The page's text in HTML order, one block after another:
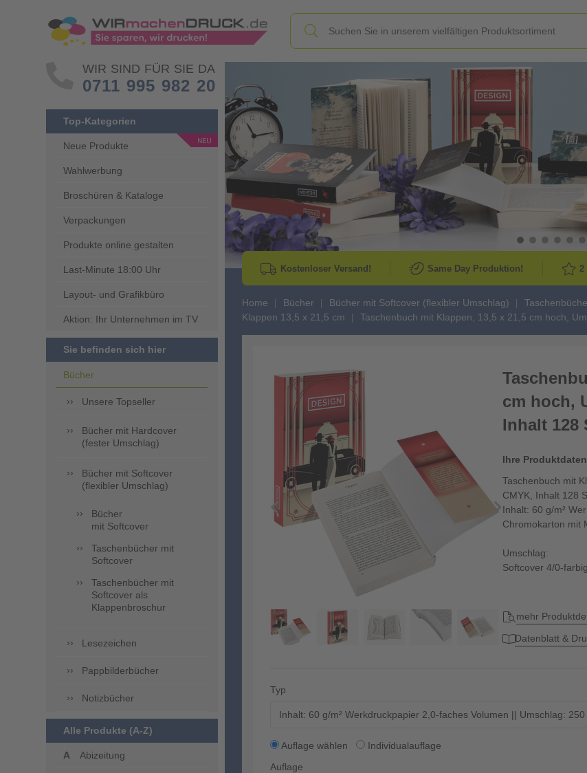
WIR SIND FÜR SIE DA
0711 995 982 20
Top-Kategorien
Neue Produkte
Wahlwerbung
Broschüren & Kataloge
Verpackungen
Produkte online gestalten
Last-Minute 18:00 Uhr
Layout- und Grafikbüro
Aktion: Ihr Unternehmen im TV
Sie befinden sich hier
Bücher
Unsere Topseller
Bücher mit Hardcover
(fester Umschlag)
Bücher mit Softcover
(flexibler Umschlag)
Bücher
mit Softcover
Taschenbücher mit
Softcover
Taschenbücher mit
Softcover als
Klappenbroschur
Lesezeichen
Pappbilderbücher
Notizbücher
Alle Produkte (A-Z)
Abizeitung
Go to Previous Slide
Kostenloser Versand! Same Day Produktion! 2
Home Bücher Bücher mit Softcover (flexibler Umschlag)
Klappen 13,5 x 21,5 cm
Taschenbuch mit Klappen, 13,5 x 21,5 cm hoch,
cm hoch,
Inhalt 128
Ihre
Taschenbuch mit
CMYK, Inhalt 128
Inhalt: 60 g/m²
Chromokarton mit
Umschlag:
Softcover 4/0-
mehr
Datenblatt &
Typ
Inhalt: 60 g/m² Werkdruckpapier 2,0-faches Volumen || Umschlag:
Auflage wählen
Individualauflage
Auflage